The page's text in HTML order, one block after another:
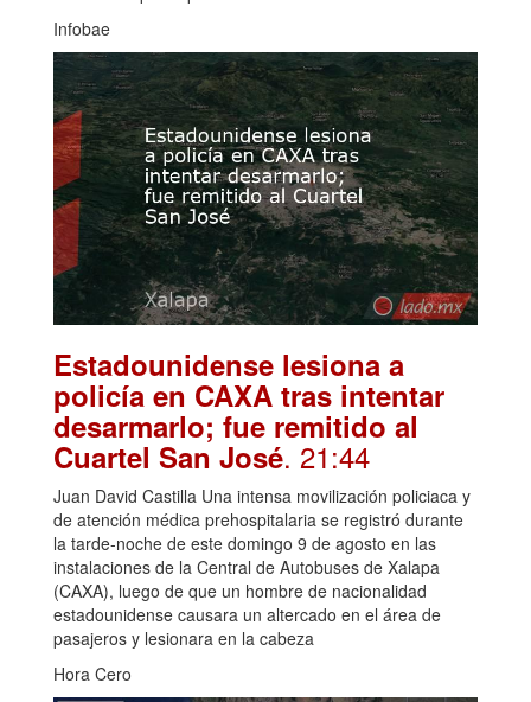
Infobae
Estadounidense lesiona a
policía en CAXA tras intentar
desarmarlo; fue remitido al
Cuartel San José. 21:44
Juan David Castilla Una intensa movilización policiaca y
de atención médica prehospitalaria se registró durante
la tarde-noche de este domingo 9 de agosto en las
instalaciones de la Central de Autobuses de Xalapa
(CAXA), luego de que un hombre de nacionalidad
estadounidense causara un altercado en el área de
pasajeros y lesionara en la cabeza
Hora Cero